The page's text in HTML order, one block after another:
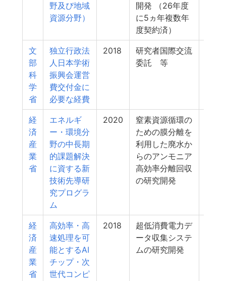
野及び地域
資源分野）
開発 （26年度
に5ヵ年複数年
度契約済）
文
部
科
学
省
独立行政法
人日本学術
振興会運営
費交付金に
必要な経費
2018
研究者国際交流
委託 等
経
済
産
業
省
エネルギ
ー・環境分
野の中長期
的課題解決
に資する新
技術先導研
究プログラ
ム
2020
窒素資源循環の
ための膜分離を
利用した廃水か
らのアンモニア
高効率分離回収
の研究開発
経
済
産
業
省
高効率・高
速処理を可
能とするAI
チップ・次
世代コンピ
2018
超低消費電力デ
ータ収集システ
ムの研究開発